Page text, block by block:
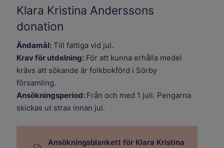
Klara Kristina Anderssons
donation
Ändamål: Till fattiga vid jul.
Krav för utdelning: För att kunna erhålla medel
krävs att sökande är folkbokförd i Sörby
församling.
Ansökningsperiod: Från och med 1 juli. Pengarna
skickas ut strax innan jul.
Ansökningsblankett för Klara Kristina